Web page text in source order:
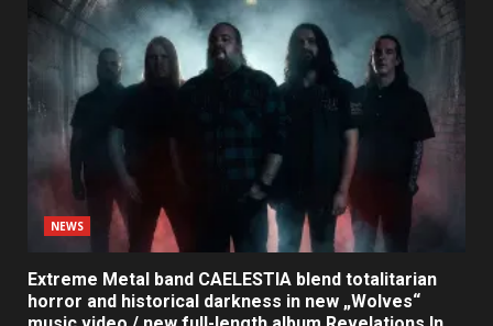
NEWS
Extreme Metal band CAELESTIA blend totalitarian
horror and historical darkness in new „Wolves“